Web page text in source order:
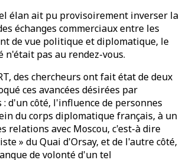
élan ait pu provisoirement inverser la
échanges commerciaux entre les
de vue politique et diplomatique, le
n'était pas au rendez-vous.
des chercheurs ont fait état de deux
ces avancées désirées par
d'un côté, l'influence de personnes
du corps diplomatique français, à un
relations avec Moscou, c'est-à dire
» du Quai d'Orsay, et de l'autre côté,
de volonté d'un tel